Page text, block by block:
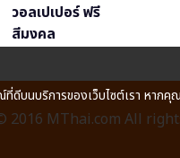
วอลเปเปอร์ ฟรี
สีมงคล
MThai.com All
บนบริการของเว็บไซต์เรา หาก